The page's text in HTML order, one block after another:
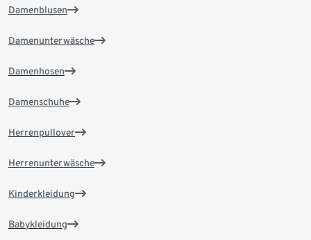
Damenblusen
Damenunterwäsche
Damenhosen
Damenschuhe
Herrenpullover
Herrenunterwäsche
Kinderkleidung
Babykleidung